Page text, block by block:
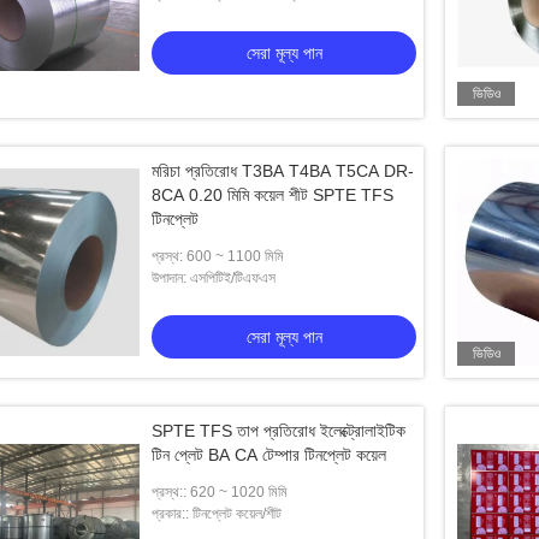
মিমি পুরুত্বের টিনপ্লেট SPTE
শীট
মূল্য পান
দুধের গুঁড়া টিনপ্লেট ফুড প্যাকেজিং টিনপ্লেট শীট 0.19
মিমি পুরুত্ব SPTE TFS
সেরা মূল্য পান
এমআর
সেরা মূল্য পান
ভিডিও
মরিচা প্রতিরোধ T3BA T4BA T5CA DR-
8CA 0.20 মিমি কয়েল শীট SPTE TFS
টিনপ্লেট
প্রস্থ: 600 ~ 1100 মিমি
উপাদান: এসপিটিই/টিএফএস
সেরা মূল্য পান
ভিডিও
SPTE TFS তাপ প্রতিরোধ ইলেক্ট্রোলাইটিক
টিন প্লেট BA CA টেম্পার টিনপ্লেট কয়েল
প্রস্থ:: 620 ~ 1020 মিমি
প্রকার:: টিনপ্লেট কয়েল/শীট